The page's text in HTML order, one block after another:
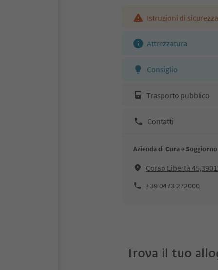
Istruzioni di sicurezza
Attrezzatura
Consiglio
Trasporto pubblico
Contatti
Azienda di Cura e
Corso Libertà
+39 0473 272000
Trova il tuo